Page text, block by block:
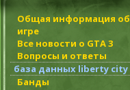
Общая информация об
игре
Все новости о GTA 3
Вопросы и ответы
база данных liberty city
Банды